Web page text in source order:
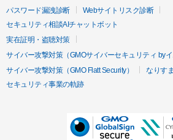
パスワード漏洩診断
Webサイトリスク診断
セキュリティ相談AIチャットボット
実在証明・盗聴対策
サイバー攻撃対策（GMOサイバーセキュリティ byイ
サイバー攻撃対策（GMO Flatt Security）
なりす
セキュリティ事業の軌跡